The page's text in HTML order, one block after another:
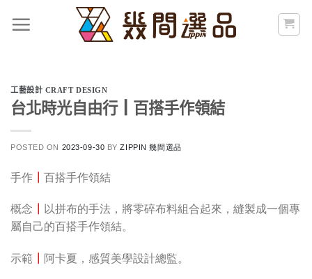
工藝設計 CRAFT DESIGN
台北時光自由行┃百搭手作領結
POSTED ON 2023-09-30 BYZIPPIN 幾間選品
手作 百搭手作領結
概念
以拼布的手法，將零碎布料組合起來，縫製成一個專
屬自己的百搭手作領結。
示範 阿卡夏，感質美學設計總監。